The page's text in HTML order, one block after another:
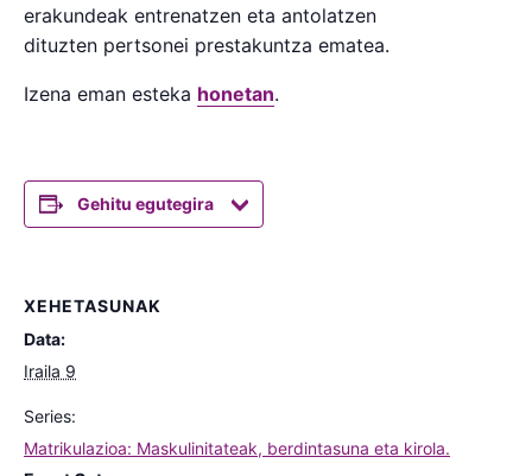
erakundeak entrenatzen eta antolatzen
dituzten pertsonei prestakuntza ematea.
Izena eman esteka honetan.
Gehitu egutegira
XEHETASUNAK
Data:
Iraila 9
Series:
Matrikulazioa: Maskulinitateak, berdintasuna eta kirola.